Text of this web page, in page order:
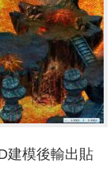
建模後輸出貼